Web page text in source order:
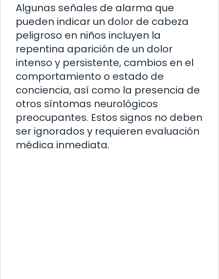
Algunas señales de alarma que
pueden indicar un dolor de cabeza
peligroso en niños incluyen la
repentina aparición de un dolor
intenso y persistente, cambios en el
comportamiento o estado de
conciencia, así como la presencia de
otros síntomas neurológicos
preocupantes. Estos signos no deben
ser ignorados y requieren evaluación
médica inmediata.